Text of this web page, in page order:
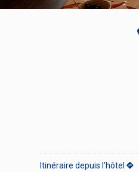
Itinéraire depuis l’hôtel